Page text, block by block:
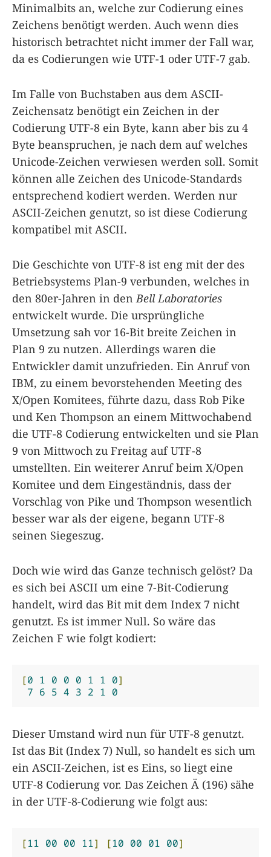
Minimalbits an, welche zur Codierung eines
Zeichens benötigt werden. Auch wenn dies
historisch betrachtet nicht immer der Fall war,
da es Codierungen wie UTF-1 oder UTF-7 gab.
Im Falle von Buchstaben aus dem ASCII-
Zeichensatz benötigt ein Zeichen in der
Codierung UTF-8 ein Byte, kann aber bis zu 4
Byte beanspruchen, je nach dem auf welches
Unicode-Zeichen verwiesen werden soll. Somit
können alle Zeichen des Unicode-Standards
entsprechend kodiert werden. Werden nur
ASCII-Zeichen genutzt, so ist diese Codierung
kompatibel mit ASCII.
Die Geschichte von UTF-8 ist eng mit der des
Betriebsystems Plan-9 verbunden, welches in
den 80er-Jahren in denBell Laboratories
entwickelt wurde. Die ursprüngliche
Umsetzung sah vor 16-Bit breite Zeichen in
Plan 9 zu nutzen. Allerdings waren die
Entwickler damit unzufrieden. Ein Anruf von
IBM, zu einem bevorstehenden Meeting des
X/Open Komitees, führte dazu, dass Rob Pike
und Ken Thompson an einem Mittwochabend
die UTF-8 Codierung entwickelten und sie Plan
9 von Mittwoch zu Freitag auf UTF-8
umstellten. Ein weiterer Anruf beim X/Open
Komitee und dem Eingeständnis, dass der
Vorschlag von Pike und Thompson wesentlich
besser war als der eigene, begann UTF-8
seinen Siegeszug.
Doch wie wird das Ganze technisch gelöst? Da
es sich bei ASCII um eine 7-Bit-Codierung
handelt, wird das Bit mit dem Index 7 nicht
genutzt. Es ist immer Null. So wäre das
Zeichen F wie folgt kodiert:
[0 1 0 0 0 1 1 0]
7 6 5 4 3 2 1 0
Dieser Umstand wird nun für UTF-8 genutzt.
Ist das Bit (Index 7) Null, so handelt es sich um
ein ASCII-Zeichen, ist es Eins, so liegt eine
UTF-8 Codierung vor. Das Zeichen Ä (196) sähe
in der UTF-8-Codierung wie folgt aus:
[11 00 00 11] [10 00 01 00]